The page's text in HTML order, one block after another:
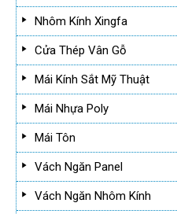
Nhôm Kính Xingfa
Cửa Thép Vân Gỗ
Mái Kính Sắt Mỹ Thuật
Mái Nhựa Poly
Mái Tôn
Vách Ngăn Panel
Vách Ngăn Nhôm Kính